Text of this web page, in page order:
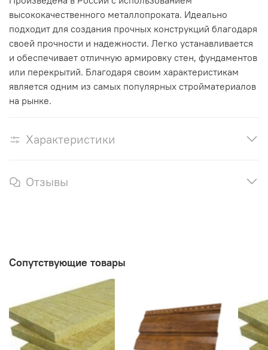
высококачественного металлопроката. Идеально
подходит для создания прочных конструкций благодаря
своей прочности и надежности. Легко устанавливается
и обеспечивает отличную армировку стен, фундаментов
или перекрытий. Благодаря своим характеристикам
является одним из самых популярных стройматериалов
на рынке.
Характеристики
Отзывы
Сопутствующие товары